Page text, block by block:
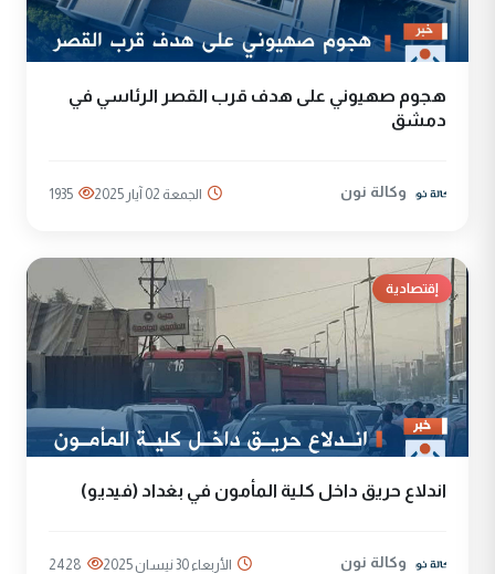
هجوم صهيوني على هدف قرب القصر الرئاسي في
دمشق
وكالة نون الجمعة 02 آيار 2025 1935
إقتصادية
اندلاع حريق داخل كلية المأمون في بغداد (فيديو)
وكالة نون الأربعاء 30 نيسان 2025 2428